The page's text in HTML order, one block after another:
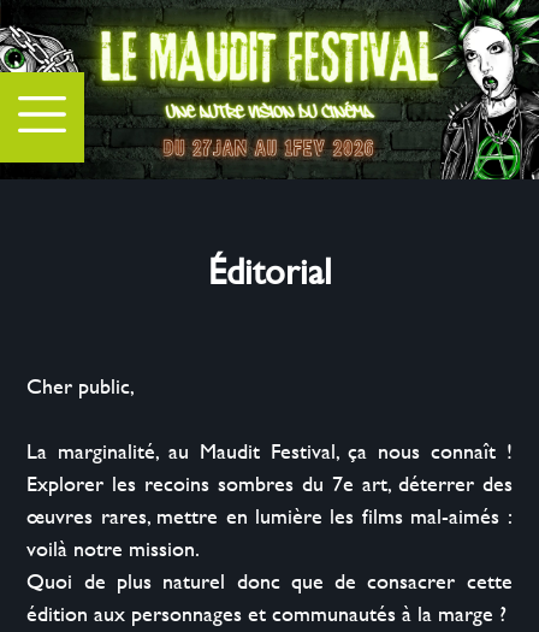
Éditorial
Cher public,
La marginalité, au Maudit Festival, ça nous connaît !
Explorer les recoins sombres du 7e art, déterrer des
œuvres rares, mettre en lumière les films mal-aimés :
voilà notre mission.
Quoi de plus naturel donc que de consacrer cette
édition aux personnages et communautés à la marge ?